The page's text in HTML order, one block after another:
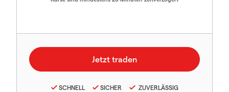
SCHNELL SICHER ZUVERLÄSSIG